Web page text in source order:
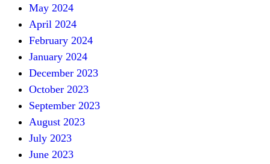
May 2024
April 2024
February 2024
January 2024
December 2023
October 2023
September 2023
August 2023
July 2023
June 2023